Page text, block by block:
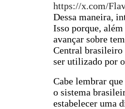
https://x.com/
Dessa maneira,
Isso porque,
avançar sobre
Central brasileiro
ser utilizado por
Cabe lembrar
o sistema
estabelecer uma